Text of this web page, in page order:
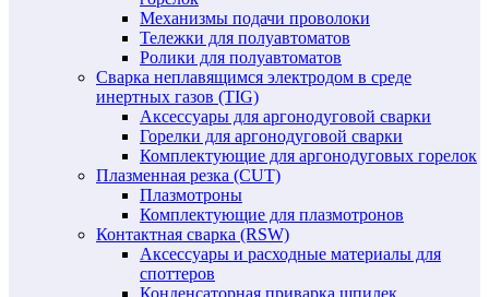
Механизмы подачи проволоки
Тележки для полуавтоматов
Ролики для полуавтоматов
Сварка неплавящимся электродом в среде
инертных газов (TIG)
Аксессуары для аргонодуговой сварки
Горелки для аргонодуговой сварки
Комплектующие для аргонодуговых горелок
Плазменная резка (CUT)
Плазмотроны
Комплектующие для плазмотронов
Контактная сварка (RSW)
Аксессуары и расходные материалы для
споттеров
Конденсаторная приварка шпилек